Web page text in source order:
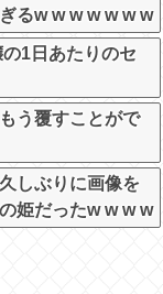
るw w w w w w w
1日あたりのセ
う覆すことがで
しぶりに画像を
姫だったw w w w